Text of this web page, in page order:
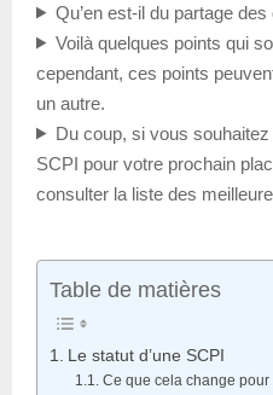
Qu’en est-il du partage
Voilà quelques points qui
cependant, ces points
un autre.
Du coup, si vous
SCPI pour votre prochain
consulter la liste des
Table de matières
Le statut d’une SCPI
Ce que cela change pour